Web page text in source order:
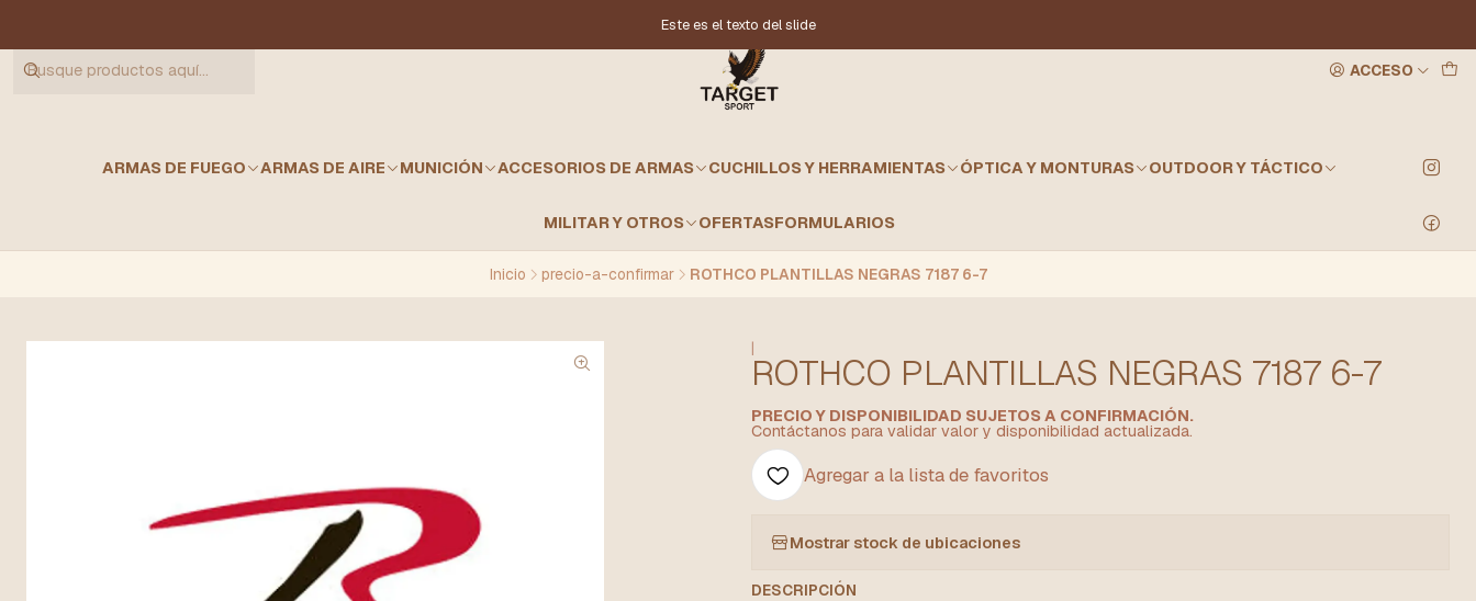
ACCESO
ARMAS DE FUEGO ARMAS DE AIRE MUNICIÓN ACCESORIOS DE ARMAS CUCHILLOS Y HERRAMIENTAS ÓPTICA Y MONTURAS OUTDOOR Y TÁCTICO
MILITAR Y OTROS OFERTASFORMULARIOS
Este es el texto del slide
Inicio precio-a-confirmar ROTHCO PLANTILLAS NEGRAS 7187 6-7
|
ROTHCO PLANTILLAS NEGRAS 7187 6-7
PRECIO Y DISPONIBILIDAD SUJETOS A CONFIRMACIÓN.
Contáctanos para validar valor y disponibilidad actualizada.
Agregar a la lista de favoritos
Mostrar stock de ubicaciones
DESCRIPCIÓN